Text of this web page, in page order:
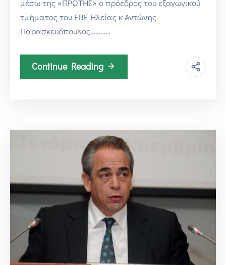
μέσω της «ΠΡΩΤΗΣ» ο πρόεδρος του εξαγωγικού
τμήματος του ΕΒΕ Ηλείας κ Αντώνης
Παρασκευόπουλος…………
Continue Reading